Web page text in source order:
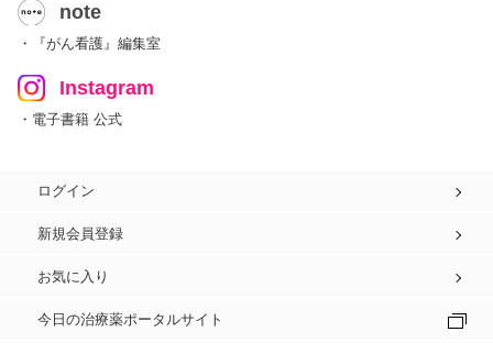
note
・『がん看護』編集室
Instagram
・電子書籍 公式
ログイン
新規会員登録
お気に入り
今日の治療薬ポータルサイト